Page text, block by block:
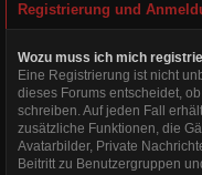
Registrierung und
Wozu muss ich mich
Eine Registrierung ist nicht
dieses Forums entscheidet,
schreiben. Auf jeden Fall
zusätzliche Funktionen, die
Avatarbilder, Private
Beitritt zu Benutzergruppen